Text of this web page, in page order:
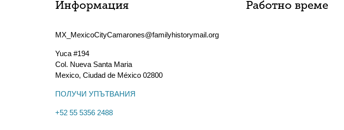
Информация
MX_MexicoCityCamarones@familyhistorymail.org
Yuca #194
Col. Nueva Santa Maria
Mexico, Ciudad de México 02800
ПОЛУЧИ УПЪТВАНИЯ
+52 55 5356 2488
Работно време